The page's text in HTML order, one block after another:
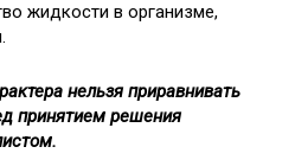
жидкости в организме,
нельзя приравнивать
принятием решения